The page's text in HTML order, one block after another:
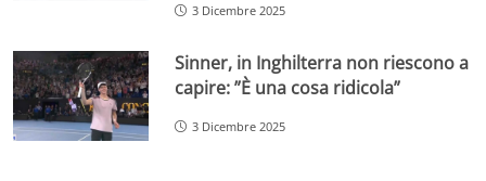
3 Dicembre 2025
Sinner, in Inghilterra non riescono a
capire: ”È una cosa ridicola”
3 Dicembre 2025